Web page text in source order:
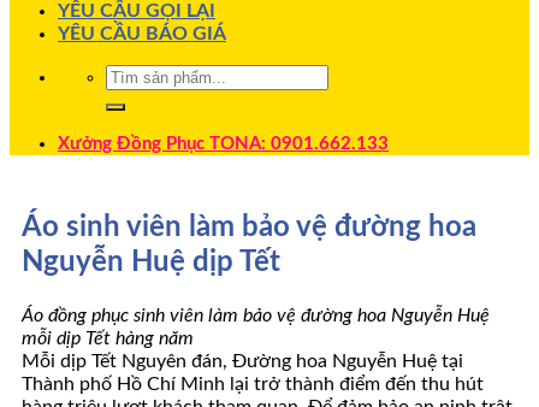
YÊU CẦU GỌI LẠI
YÊU CẦU BÁO GIÁ
Xưởng Đồng Phục TONA: 0901.662.133
Áo sinh viên làm bảo vệ đường hoa
Nguyễn Huệ dịp Tết
Áo đồng phục sinh viên làm bảo vệ đường hoa Nguyễn Huệ
mỗi dịp Tết hàng năm
Mỗi dịp Tết Nguyên đán, Đường hoa Nguyễn Huệ tại
Thành phố Hồ Chí Minh lại trở thành điểm đến thu hút